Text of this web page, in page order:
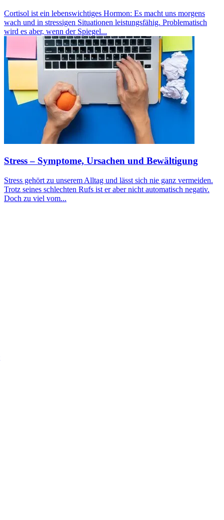
Cortisol ist ein lebenswichtiges Hormon: Es macht uns morgens
wach und in stressigen Situationen leistungsfähig. Problematisch
wird es aber, wenn der Spiegel...
Stress – Symptome, Ursachen und Bewältigung
Stress gehört zu unserem Alltag und lässt sich nie ganz vermeiden.
Trotz seines schlechten Rufs ist er aber nicht automatisch negativ.
Doch zu viel vom...